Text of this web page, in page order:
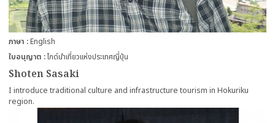
Shoten Sasaki
ภาษา English
ใบอนุญาต ไกด์นำเที่ยวแห่งประเทศญี่ปุ่น
I introduce traditional culture and infrastructure tourism in Hokuriku
region.